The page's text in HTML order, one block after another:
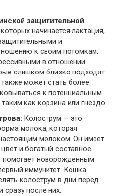
защитительной
начинается лактация,
и
к своим потомкам.
в отношении
слишком близко подходят
может стать более
к потенциальным
как корзина или гнездо.
Колострум — это
молока, которая
молоком. Он имеет
и богатый составное
помогает новорожденным
иммунитет. Кошка
колострум в дни перед
после них.